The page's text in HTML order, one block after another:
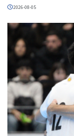
2026-08-05